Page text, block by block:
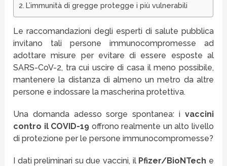
L’immunità di gregge protegge i più vulnerabili
Le raccomandazioni degli esperti di salute pubblica
invitano tali persone immunocompromesse ad
adottare misure per evitare di essere esposte al
SARS-CoV-2, tra cui uscire di casa il meno possibile,
mantenere la distanza di almeno un metro da altre
persone e indossare la mascherina protettiva.
Una domanda adesso sorge spontanea: i vaccini
contro il COVID-19 offrono realmente un alto livello
di protezione per le persone immunocompromesse?
I dati preliminari su due vaccini, il Pfizer/BioNTech e